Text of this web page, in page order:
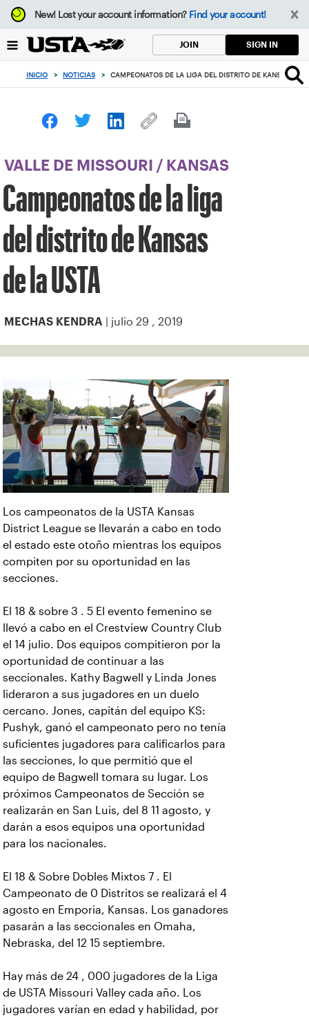
Enfoque
desde
botón
volver
principio
New!Lost your account information? Find your account!
JOIN SIGN IN
INICIO > NOTICIAS > CAMPEONATOS DE LA LIGA DEL DISTRITO DE KANSAS DE
VALLE DE MISSOURI / KANSAS
Campeonatos de la liga
del distrito de Kansas
de la USTA
MECHAS KENDRA | julio 29 , 2019
Los campeonatos de la USTA Kansas
District League se llevarán a cabo en todo
el estado este otoño mientras los equipos
compiten por su oportunidad en las
secciones.
El 18 & sobre 3 . 5 El evento femenino se
llevó a cabo en el Crestview Country Club
el 14 julio. Dos equipos compitieron por la
oportunidad de continuar a las
seccionales. Kathy Bagwell y Linda Jones
lideraron a sus jugadores en un duelo
cercano. Jones, capitán del equipo KS:
Pushyk, ganó el campeonato pero no tenía
suficientes jugadores para calificarlos para
las secciones, lo que permitió que el
equipo de Bagwell tomara su lugar. Los
próximos Campeonatos de Sección se
realizarán en San Luis, del 8 11 agosto, y
darán a esos equipos una oportunidad
para los nacionales.
El 18 & Sobre Dobles Mixtos 7 . El
Campeonato de 0 Distritos se realizará el 4
agosto en Emporia, Kansas. Los ganadores
pasarán a las seccionales en Omaha,
Nebraska, del 12 15 septiembre.
Hay más de 24 , 000 jugadores de la Liga
de USTA Missouri Valley cada año. Los
jugadores varían en edad y habilidad, por